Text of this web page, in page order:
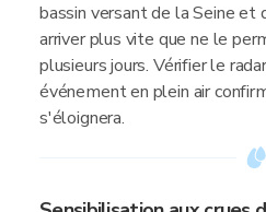
bassin versant de la Seine
arriver plus vite que ne le
plusieurs jours. Vérifier le
événement en plein air
s'éloignera.